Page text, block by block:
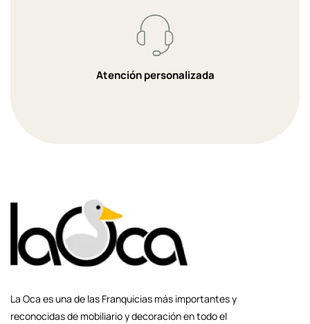
Atención personalizada
La Oca es una de las Franquicias más importantes y
reconocidas de mobiliario y decoración en todo el